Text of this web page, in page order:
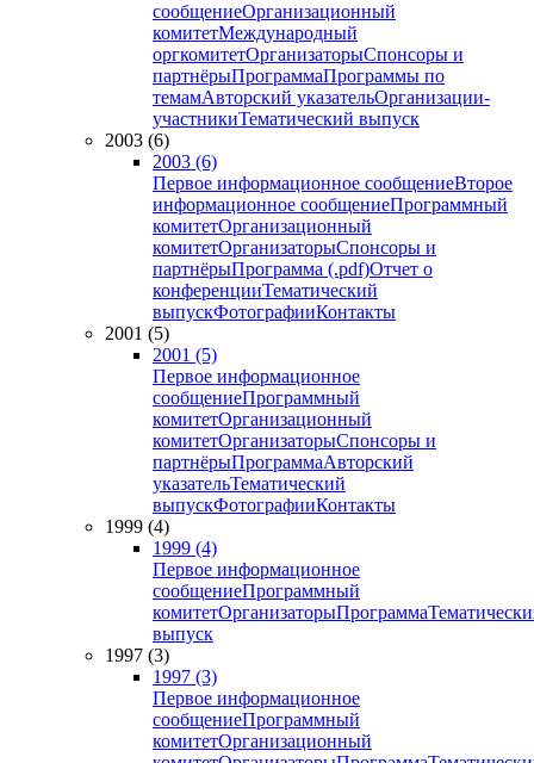
сообщениеОрганизационный
комитетМеждународный
оргкомитетОрганизаторыСпонсоры и
партнёрыПрограммаПрограммы по
темамАвторский указательОрганизации-
участникиТематический выпуск
2003 (6)
2003 (6)
Первое информационное сообщениеВторое
информационное сообщениеПрограммный
комитетОрганизационный
комитетОрганизаторыСпонсоры и
партнёрыПрограмма (.pdf)Отчет о
конференцииТематический
выпускФотографииКонтакты
2001 (5)
2001 (5)
Первое информационное
сообщениеПрограммный
комитетОрганизационный
комитетОрганизаторыСпонсоры и
партнёрыПрограммаАвторский
указательТематический
выпускФотографииКонтакты
1999 (4)
1999 (4)
Первое информационное
сообщениеПрограммный
комитетОрганизаторыПрограмма
выпуск
1997 (3)
1997 (3)
Первое информационное
сообщениеПрограммный
комитетОрганизационный